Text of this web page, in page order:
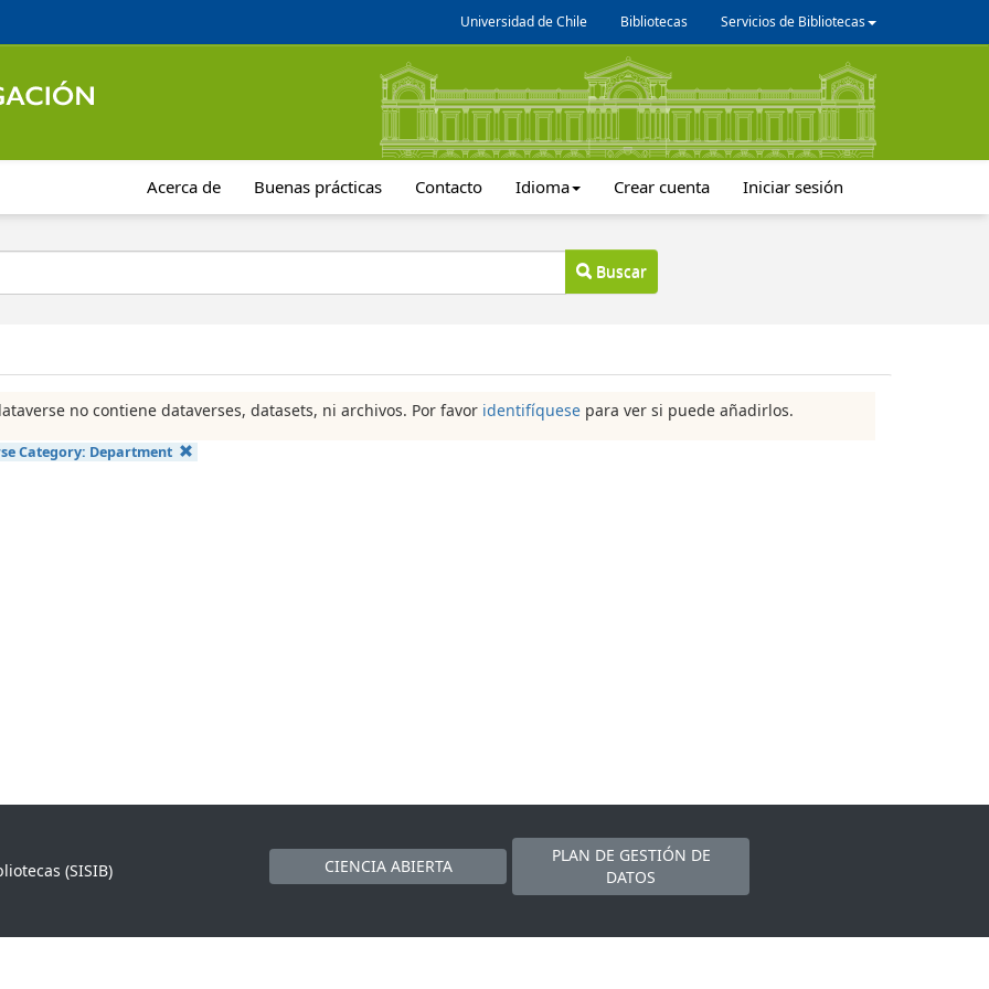
Universidad de Chile Bibliotecas Servicios de Bibliotecas
Acerca de Buenas prácticas Contacto Idioma Crear cuenta Iniciar sesión
Buscar
no contiene dataverses, datasets, ni archivos. Por favor identifíquese para ver si puede añadirlos.
Category: Department
(SISIB)
CIENCIA ABIERTA
PLAN DE GESTIÓN DE
DATOS